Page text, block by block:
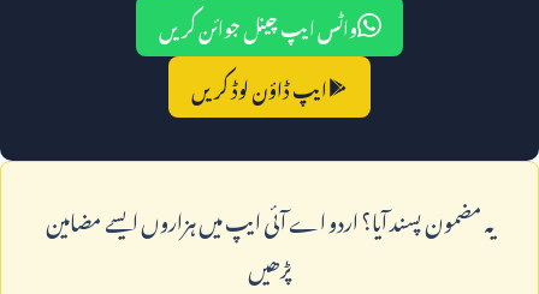
واٹس ایپ چینل جوائن کریں
ایپ ڈاؤن لوڈ کریں
يہ مضمون پسند آيا؟ اردو اے آئی ايپ ميں ہزاروں ايسے مضامين
پڑھيں